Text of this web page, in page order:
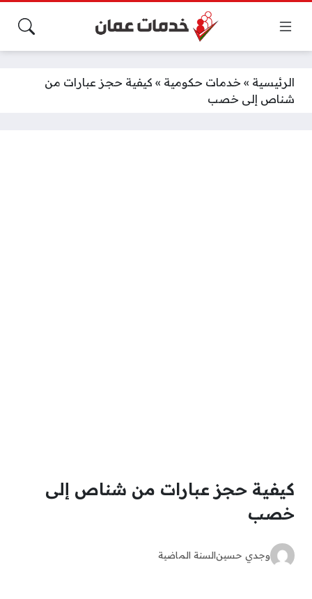
الرئيسية » خدمات حكومية » كيفية حجز عبارات من
شناص إلى خصب
كيفية حجز عبارات من شناص إلى
خصب
وجدي حسينالسنة الماضية